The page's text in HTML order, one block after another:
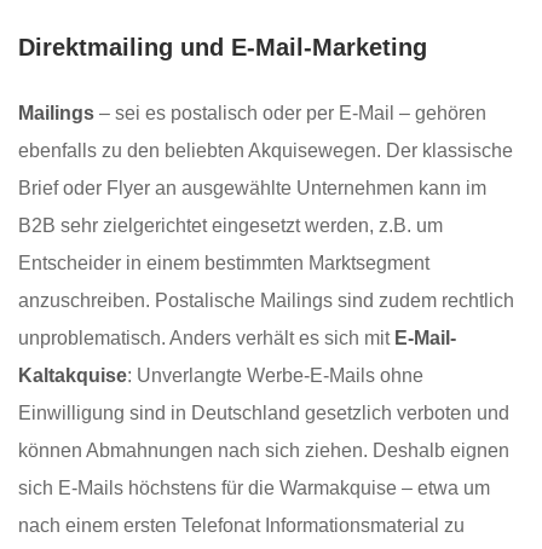
Direktmailing und E-Mail-Marketing
Mailings – sei es postalisch oder per E-Mail – gehören
ebenfalls zu den beliebten Akquisewegen. Der klassische
Brief oder Flyer an ausgewählte Unternehmen kann im
B2B sehr zielgerichtet eingesetzt werden, z.B. um
Entscheider in einem bestimmten Marktsegment
anzuschreiben. Postalische Mailings sind zudem rechtlich
unproblematisch. Anders verhält es sich mit E-Mail-
Kaltakquise: Unverlangte Werbe-E-Mails ohne
Einwilligung sind in Deutschland gesetzlich verboten und
können Abmahnungen nach sich ziehen. Deshalb eignen
sich E-Mails höchstens für die Warmakquise – etwa um
nach einem ersten Telefonat Informationsmaterial zu